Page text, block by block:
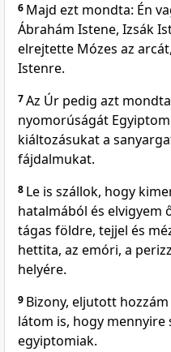
6 Majd ezt mondta: Én
Ábrahám Istene, Izsák
elrejtette Mózes az
Istenre.
7Az Úr pedig azt
nyomorúságát
kiáltozásukat a
fájdalmukat.
8 Le is szállok, hogy
hatalmából és elvigyem
tágas földre, tejjel és
hettita, az emóri, a
helyére.
9 Bizony, eljutott
látom is, hogy mennyire
egyiptomiak.